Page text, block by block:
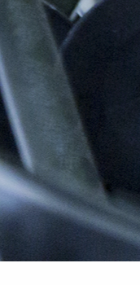
ÅTERFÖRSÄLJARE
EN USA PL